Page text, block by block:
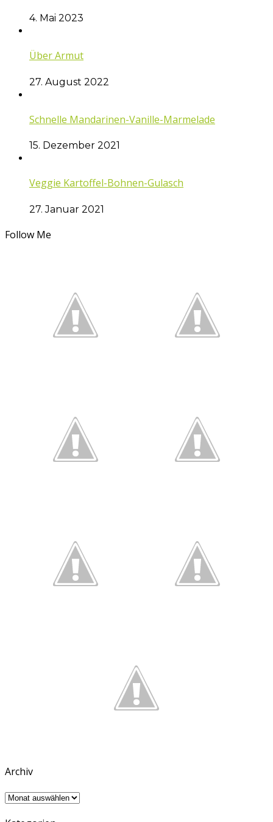
4. Mai 2023
Über Armut
27. August 2022
Schnelle Mandarinen-Vanille-Marmelade
15. Dezember 2021
Veggie Kartoffel-Bohnen-Gulasch
27. Januar 2021
Follow Me
Archiv
Archiv